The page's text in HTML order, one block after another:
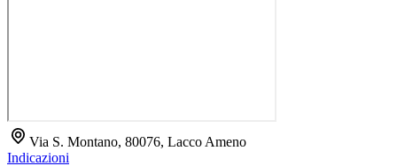
Via S. Montano, 80076, Lacco Ameno
Indicazioni